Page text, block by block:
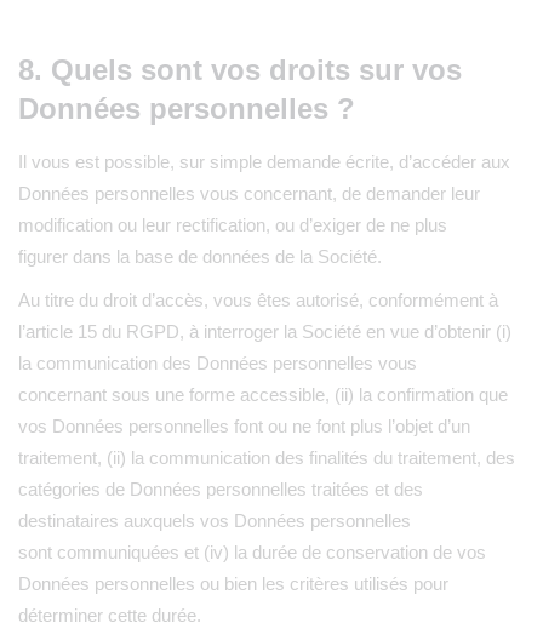
8. Quels sont vos droits sur vos
Données personnelles ?
Il vous est possible, sur simple demande écrite, d’accéder aux
Données personnelles vous concernant, de demander leur
modification ou leur rectification, ou d’exiger de ne plus
figurer dans la base de données de la Société.
Au titre du droit d’accès, vous êtes autorisé, conformément à
l’article 15 du RGPD, à interroger la Société en vue d’obtenir (i)
la communication des Données personnelles vous
concernant sous une forme accessible, (ii) la confirmation que
vos Données personnelles font ou ne font plus l’objet d’un
traitement, (ii) la communication des finalités du traitement, des
catégories de Données personnelles traitées et des
destinataires auxquels vos Données personnelles
sont communiquées et (iv) la durée de conservation de vos
Données personnelles ou bien les critères utilisés pour
déterminer cette durée.